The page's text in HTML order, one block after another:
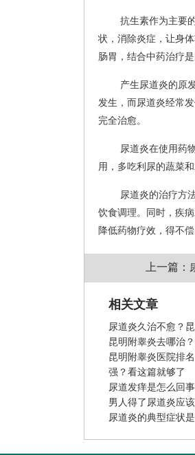
抗生素作为主要
状，消除炎症，让身
肠胃，结合中药治疗是
产生尿道炎的原
发生，而尿道炎经常
完全治愈。
尿道炎在使用药
用，多吃利尿的蔬菜
尿道炎的治疗方
饮食调理。同时，疾
降低药物疗效，得不偿
上一篇：
相关文章
尿道炎久治不愈？
昆明附睾炎去哪治
昆明附睾炎医院排
强？看这篇就够了
尿道发痒是怎么回事
男人得了尿道炎应
尿道炎的典型症状